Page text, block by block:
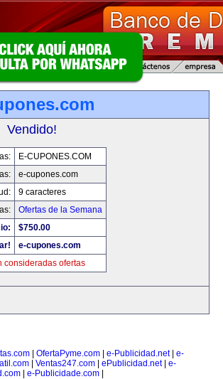
Vendido!
E-CUPONES.COM
e-cupones.com
9 caracteres
Ofertas de la Semana
$750.00
e-cupones.com
consideradas ofertas
| OfertaPyme.com| e-Publicidad.net| e-
Ventas247.com ePublicidad.net| e-
| e-Publicidade.com|